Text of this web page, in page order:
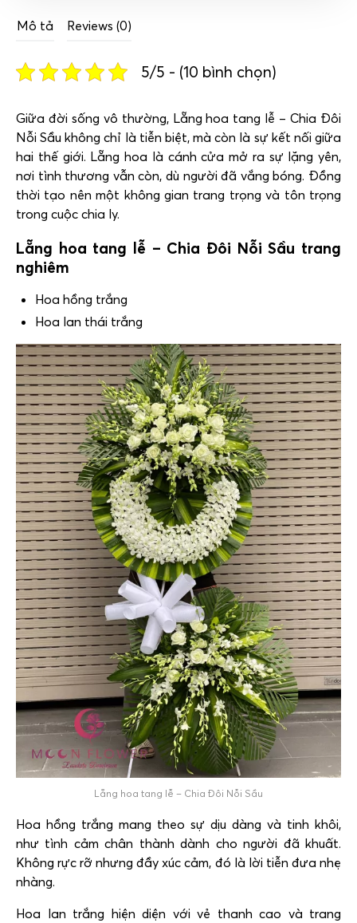
Mô tả Reviews (0)
5/5 - (10 bình chọn)
Giữa đời sống vô thường, Lẵng hoa tang lễ – Chia Đôi
Nỗi Sầu không chỉ là tiễn biệt, mà còn là sự kết nối giữa
hai thế giới. Lẵng hoa là cánh cửa mở ra sự lặng yên,
nơi tình thương vẫn còn, dù người đã vắng bóng. Đồng
thời tạo nên một không gian trang trọng và tôn trọng
trong cuộc chia ly.
Lẵng hoa tang lễ – Chia Đôi Nỗi Sầu trang
nghiêm
Hoa hồng trắng
Hoa lan thái trắng
Lẵng hoa tang lễ – Chia Đôi Nỗi Sầu
Hoa hồng trắng mang theo sự dịu dàng và tinh khôi,
như tình cảm chân thành dành cho người đã khuất.
Không rực rỡ nhưng đầy xúc cảm, đó là lời tiễn đưa nhẹ
nhàng.
Hoa lan trắng hiện diện với vẻ thanh cao và trang